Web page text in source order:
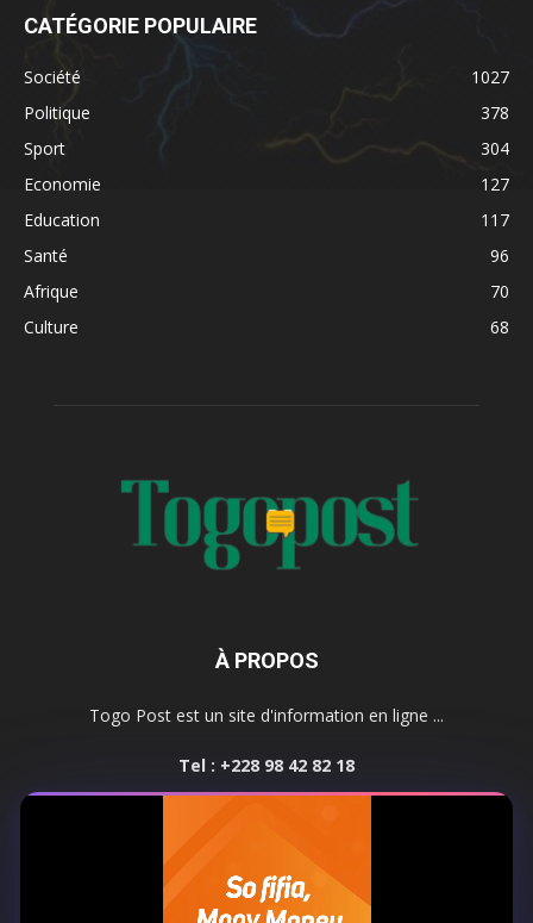
CATÉGORIE POPULAIRE
Société
1027
Politique
378
Sport
304
Economie
127
Education
117
Santé
96
Afrique
70
Culture
68
À PROPOS
Togo Post est un site d'information en ligne ...
Tel : +228 98 42 82 18
SUIVEZ NOUS